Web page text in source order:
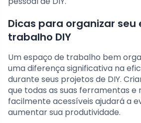
Dicas para organizar seu
trabalho DIY
Um espaço de trabalho bem
uma diferença significativa na
durante seus projetos de DIY.
que todas as suas ferramentas e
facilmente acessíveis ajudará a
aumentar sua produtividade.